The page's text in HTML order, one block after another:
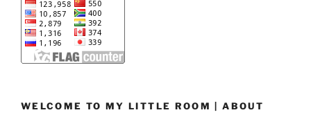
WELCOME TO MY LITTLE ROOM | ABOUT